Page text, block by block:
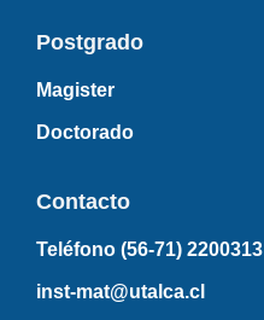
Postgrado
Magister
Doctorado
Contacto
Teléfono (56-71) 2200313
inst-mat@utalca.cl